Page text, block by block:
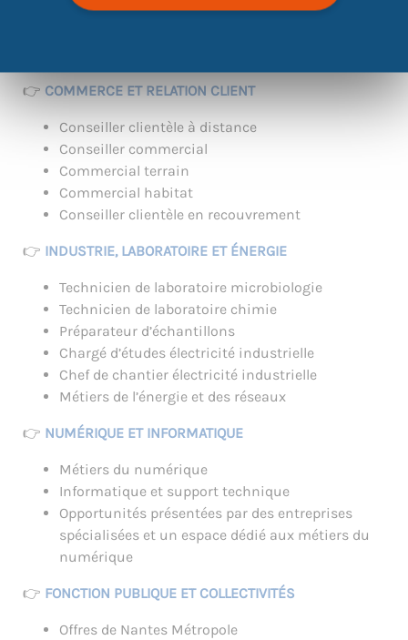
cv-pitch
👉 COMMERCE ET RELATION CLIENT
Conseiller clientèle à distance
Conseiller commercial
Commercial terrain
Commercial habitat
Conseiller clientèle en recouvrement
👉 INDUSTRIE, LABORATOIRE ET ÉNERGIE
Technicien de laboratoire microbiologie
Technicien de laboratoire chimie
Préparateur d’échantillons
Chargé d’études électricité industrielle
Chef de chantier électricité industrielle
Métiers de l’énergie et des réseaux
👉 NUMÉRIQUE ET INFORMATIQUE
Métiers du numérique
Informatique et support technique
Opportunités présentées par des entreprises
spécialisées et un espace dédié aux métiers du
numérique
👉 FONCTION PUBLIQUE ET COLLECTIVITÉS
Offres de Nantes Métropole